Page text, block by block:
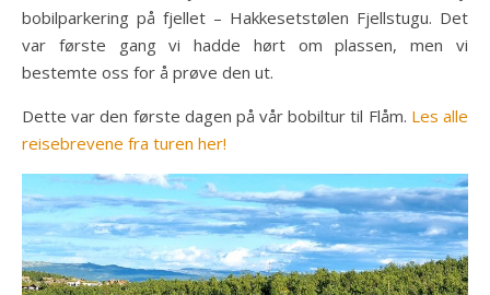
bobilparkering på fjellet – Hakkesetstølen Fjellstugu. Det
var første gang vi hadde hørt om plassen, men vi
bestemte oss for å prøve den ut.
Dette var den første dagen på vår bobiltur til Flåm. Les alle
reisebrevene fra turen her!